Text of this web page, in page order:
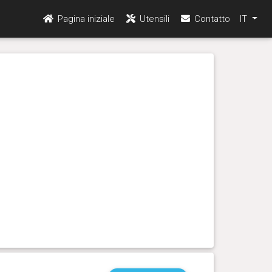
Pagina iniziale Utensili Contatto IT